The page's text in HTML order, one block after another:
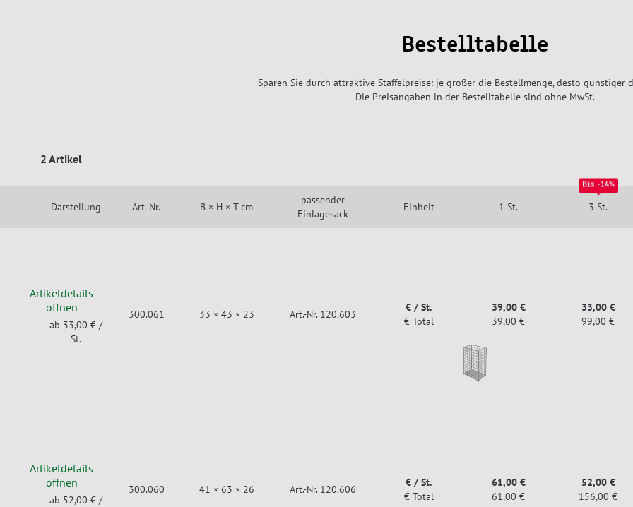
Bestelltabelle
Sparen Sie durch attraktive Staffelpreise: je größer die Bestellmenge, desto günstiger
Die Preisangaben in der Bestelltabelle sind ohne MwSt.
2 Artikel
Darstellung Art. Nr. B × H × T cm
passender
Einlagesack
Einheit 1 St.
Bis -14%
3 St.
Artikeldetails
öffnen
ab 33,00 € /
St.
300.061 33 × 43 × 23 Art.-Nr. 120.603
€ / St.
€ Total
39,00 €
39,00 €
33,00 €
99,00 €
Artikeldetails
öffnen
ab 52,00 € /
300.060 41 × 63 × 26 Art.-Nr. 120.606
€ / St.
€ Total
61,00 €
61,00 €
52,00 €
156,00 €